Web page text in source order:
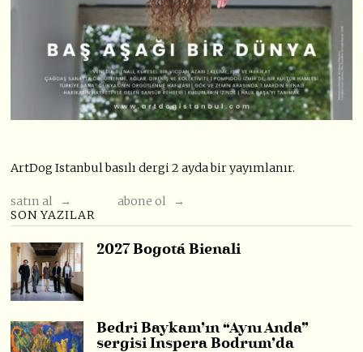
ArtDog Istanbul basılı dergi 2 ayda bir yayımlanır.
satın al →
abone ol →
SON YAZILAR
2027 Bogotá Bienali
Bedri Baykam’ın “Aynı Anda”
sergisi Inspera Bodrum’da